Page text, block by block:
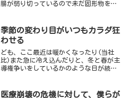
腸が弱り切っているので未だ固形物を口
肪乳ｘハチミツ＝神の雫！という無敵飲
料のレシピを大公開し...
季節の変わり目がいつもカラダ狂
わせる
ども、ここ最近は暖かくなったり(当社
比)また急に冷え込んだりと、冬と春が主
導権争いをしているかのような日が続き
き尽くすレベルで体調不良に陥ってしま
医療崩壊の危機に対して、僕らが